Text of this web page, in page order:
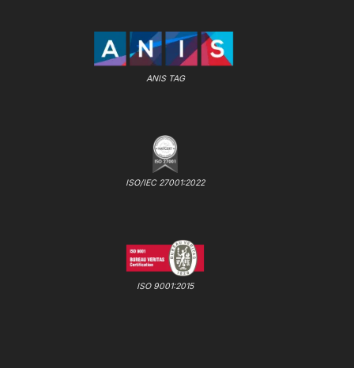
ANIS TAG
ISO/IEC 27001:2022
ISO 9001:2015